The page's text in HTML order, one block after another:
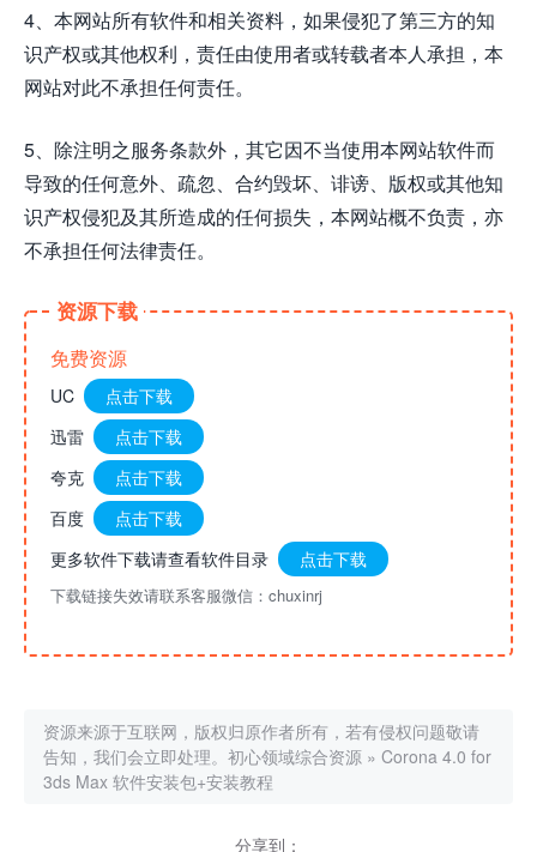
4、本网站所有软件和相关资料，如果侵犯了第三方的知
识产权或其他权利，责任由使用者或转载者本人承担，本
网站对此不承担任何责任。
5、除注明之服务条款外，其它因不当使用本网站软件而
导致的任何意外、疏忽、合约毁坏、诽谤、版权或其他知
识产权侵犯及其所造成的任何损失，本网站概不负责，亦
不承担任何法律责任。
资源下载
免费资源
UC
点击下载
迅雷
点击下载
夸克
点击下载
百度
点击下载
更多软件下载请查看软件目录
点击下载
下载链接失效请联系客服微信：chuxinrj
资源来源于互联网，版权归原作者所有，若有侵权问题敬请
告知，我们会立即处理。 初心领域综合资源 » Corona 4.0 for
3ds Max 软件安装包+安装教程
分享到：